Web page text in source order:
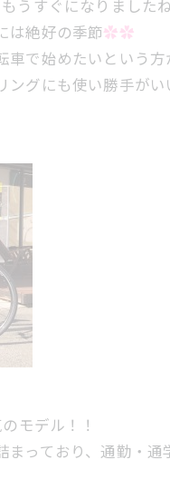
うすぐになりました
は絶好の季節✿✿
で始めたいという
ングにも使い勝手が
モデル！！
まっており、通勤・